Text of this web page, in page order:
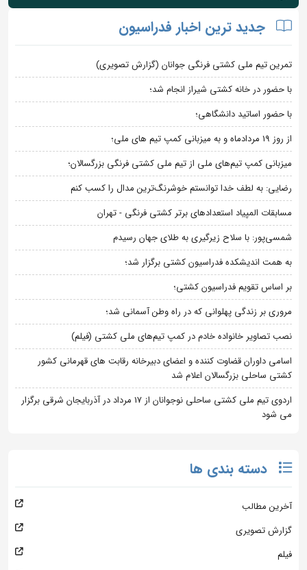
جدید ترین اخبار فدراسیون
تمرین تیم ملی کشتی فرنگی جوانان (گزارش تصویری)
با حضور در خانه کشتی شیراز انجام شد؛
با حضور اساتید دانشگاهی؛
از روز 19 مردادماه و به میزبانی کمپ تیم های ملی؛
میزبانی کمپ تیم‌های ملی از تیم ملی کشتی فرنگی بزرگسالان؛
رضایی: به لطف خدا توانستم خوشرنگ‌ترین مدال را کسب کنم
مسابقات المپیاد استعدادهای برتر کشتی فرنگی - تهران
شمسی‌پور: با سلاح زیرگیری به طلای جهان رسیدم
به همت اندیشکده فدراسیون کشتی برگزار شد؛
بر اساس تقویم فدراسیون کشتی؛
مروری بر زندگی پهلوانی که در راه وطن آسمانی شد؛
نصب تصاویر خانواده خادم در کمپ تیم‌های ملی کشتی (فیلم)
اسامی داوران قضاوت کننده و اعضای دبیرخانه رقابت های قهرمانی کشور
کشتی ساحلی بزرگسالان اعلام شد
اردوی تیم ملی کشتی ساحلی نوجوانان از 17 مرداد در آذربایجان شرقی برگزار
می شود
دسته بندی ها
آخرین مطالب
گزارش تصویری
فیلم